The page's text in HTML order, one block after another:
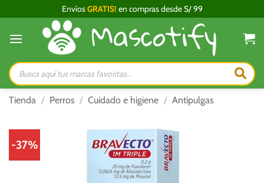
al
contenido
EnvíosGRATIS! en compras desde S/ 99
Búsqueda
de
productos
Tienda / Perros / Cuidado e higiene / Antipulgas
-37%